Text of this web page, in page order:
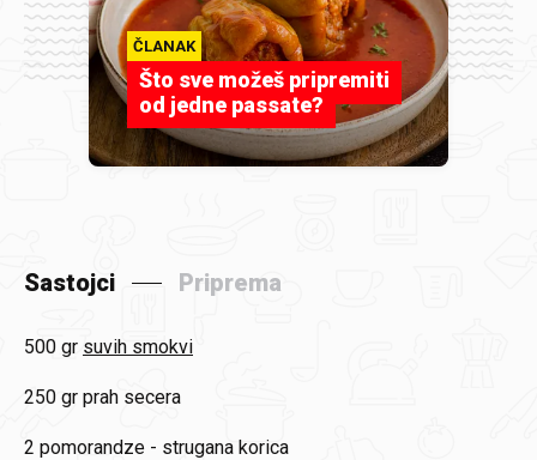
ČLANAK
Što sve možeš pripremiti
od jedne passate?
Sastojci Priprema
500 gr suvih smokvi
250 gr prah secera
2 pomorandze - strugana korica